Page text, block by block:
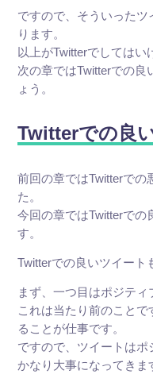
ですので、そういった
ります。
以上がTwitterでしてはい
次の章ではTwitterでの良
ょう。
Twitterでの良
前回の章ではTwitterでの
た。
今回の章ではTwitterでの
す。
Twitterでの良いツイート
まず、一つ目はポジティ
これは当たり前のこと
ることが仕事です。
ですので、ツイートは
かなり大事になってきま